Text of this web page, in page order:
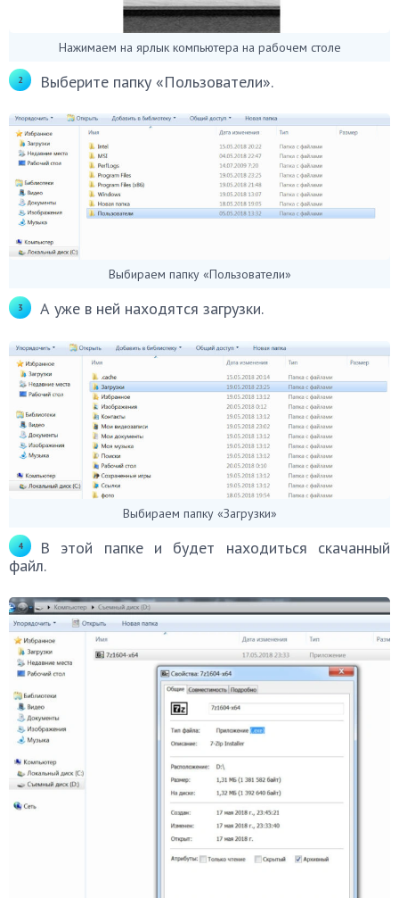
Нажимаем на ярлык компьютера на рабочем столе
Выберите папку «Пользователи».
Выбираем папку «Пользователи»
А уже в ней находятся загрузки.
Выбираем папку «Загрузки»
В этой папке и будет находиться скачанный
файл.